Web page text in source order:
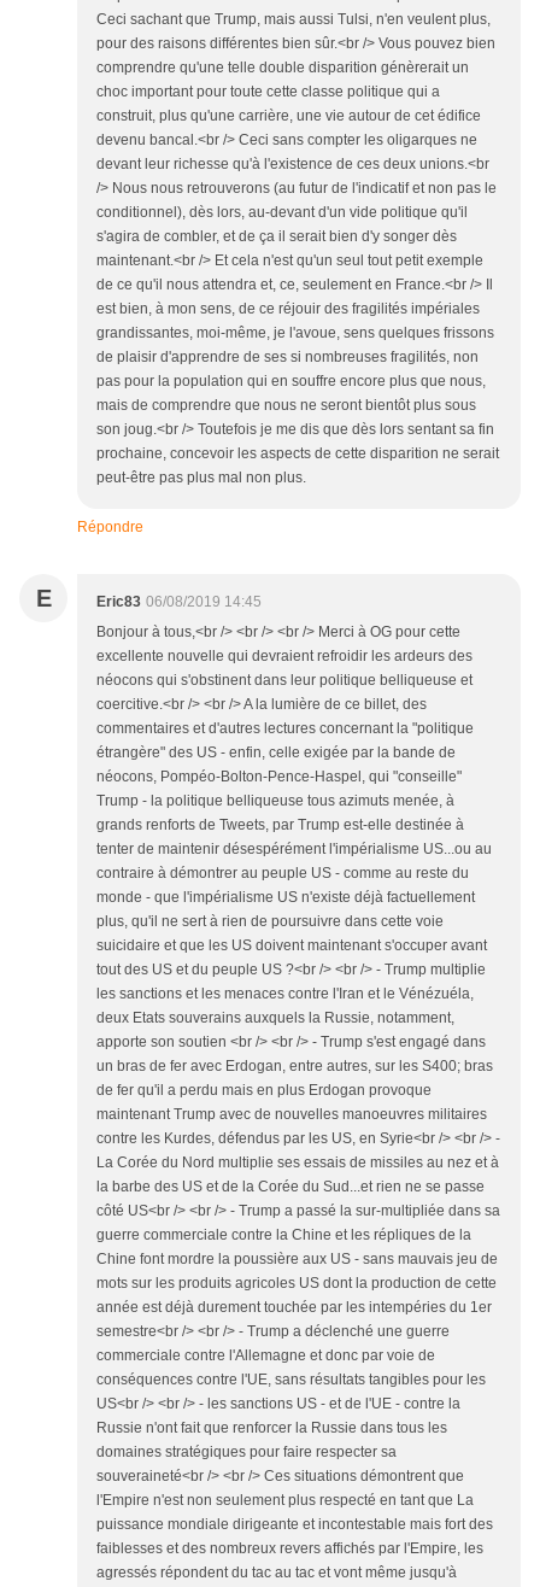
Ceci sachant que Trump, mais aussi Tulsi, n'en veulent plus,
pour des raisons différentes bien sûr.<br /> Vous pouvez bien
comprendre qu'une telle double disparition génèrerait un
choc important pour toute cette classe politique qui a
construit, plus qu'une carrière, une vie autour de cet édifice
devenu bancal.<br /> Ceci sans compter les oligarques ne
devant leur richesse qu'à l'existence de ces deux unions.<br
/> Nous nous retrouverons (au futur de l'indicatif et non pas le
conditionnel), dès lors, au-devant d'un vide politique qu'il
s'agira de combler, et de ça il serait bien d'y songer dès
maintenant.<br /> Et cela n'est qu'un seul tout petit exemple
de ce qu'il nous attendra et, ce, seulement en France.<br /> Il
est bien, à mon sens, de ce réjouir des fragilités impériales
grandissantes, moi-même, je l'avoue, sens quelques frissons
de plaisir d'apprendre de ses si nombreuses fragilités, non
pas pour la population qui en souffre encore plus que nous,
mais de comprendre que nous ne seront bientôt plus sous
son joug.<br /> Toutefois je me dis que dès lors sentant sa fin
prochaine, concevoir les aspects de cette disparition ne serait
peut-être pas plus mal non plus.
Répondre
E Eric83 06/08/2019 14:45
Bonjour à tous,<br /> <br /> <br /> Merci à OG pour cette
excellente nouvelle qui devraient refroidir les ardeurs des
néocons qui s'obstinent dans leur politique belliqueuse et
coercitive.<br /> <br /> A la lumière de ce billet, des
commentaires et d'autres lectures concernant la "politique
étrangère" des US - enfin, celle exigée par la bande de
néocons, Pompéo-Bolton-Pence-Haspel, qui "conseille"
Trump - la politique belliqueuse tous azimuts menée, à
grands renforts de Tweets, par Trump est-elle destinée à
tenter de maintenir désespérément l'impérialisme US...ou au
contraire à démontrer au peuple US - comme au reste du
monde - que l'impérialisme US n'existe déjà factuellement
plus, qu'il ne sert à rien de poursuivre dans cette voie
suicidaire et que les US doivent maintenant s'occuper avant
tout des US et du peuple US ?<br /> <br /> - Trump multiplie
les sanctions et les menaces contre l'Iran et le Vénézuéla,
deux Etats souverains auxquels la Russie, notamment,
apporte son soutien <br /> <br /> - Trump s'est engagé dans
un bras de fer avec Erdogan, entre autres, sur les S400; bras
de fer qu'il a perdu mais en plus Erdogan provoque
maintenant Trump avec de nouvelles manoeuvres militaires
contre les Kurdes, défendus par les US, en Syrie<br /> <br /> -
La Corée du Nord multiplie ses essais de missiles au nez et à
la barbe des US et de la Corée du Sud...et rien ne se passe
côté US<br /> <br /> - Trump a passé la sur-multipliée dans sa
guerre commerciale contre la Chine et les répliques de la
Chine font mordre la poussière aux US - sans mauvais jeu de
mots sur les produits agricoles US dont la production de cette
année est déjà durement touchée par les intempéries du 1er
semestre<br /> <br /> - Trump a déclenché une guerre
commerciale contre l'Allemagne et donc par voie de
conséquences contre l'UE, sans résultats tangibles pour les
US<br /> <br /> - les sanctions US - et de l'UE - contre la
Russie n'ont fait que renforcer la Russie dans tous les
domaines stratégiques pour faire respecter sa
souveraineté<br /> <br /> Ces situations démontrent que
l'Empire n'est non seulement plus respecté en tant que La
puissance mondiale dirigeante et incontestable mais fort des
faiblesses et des nombreux revers affichés par l'Empire, les
agressés répondent du tac au tac et vont même jusqu'à